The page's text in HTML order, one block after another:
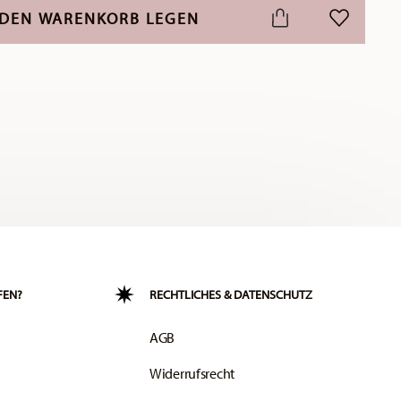
WARENKORB LEGEN ADD TO
RECHTLICHES & DATENSCHUTZ
AGB
Widerrufsrecht